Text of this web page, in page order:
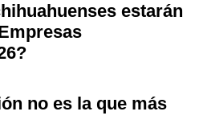
estarán
no es la que más